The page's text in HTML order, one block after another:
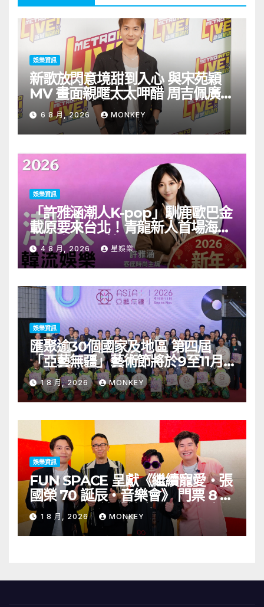
娛樂資訊
新歌放閃意境甜到入心 與宋苑穎
MV 畫面親暱太太呷醋 周吉佩廣州
一日三場熱血 Busking
6 8 月, 2026 MONKEY
娛樂資訊
「許雅涵潮人K-pop」馴鹿歐巴金
載原要來台北！青龍新人首場海外
見面會8/9開搶
4 8 月, 2026 星娛樂
娛樂資訊
匯聚逾30個國家及地區 第四屆
「亞藝無疆」藝術節將於9至11月
舉行 開幕節目《三角演義》音樂會
演出陣容包括王雙駿夥拍恭碩良 聯
同來自蒙古的Uuhai、韓國的
KARDI和泰國的KIKI震懾舞台
1 8 月, 2026 MONKEY
娛樂資訊
FUN SPACE 呈獻《繼續寵愛・張
國榮 70 誕辰・音樂會》 門票 8 月
1 日至 10 日於「健康．旦」優先訂
購
1 8 月, 2026 MONKEY